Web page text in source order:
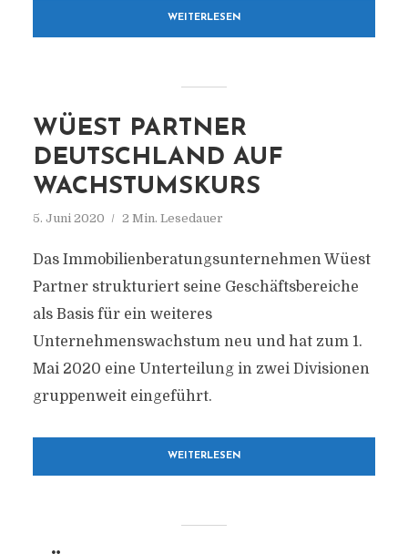
WEITERLESEN
WÜEST PARTNER
DEUTSCHLAND AUF
WACHSTUMSKURS
5. Juni 2020 2 Min. Lesedauer
Das Immobilienberatungsunternehmen Wüest
Partner strukturiert seine Geschäftsbereiche
als Basis für ein weiteres
Unternehmenswachstum neu und hat zum 1.
Mai 2020 eine Unterteilung in zwei Divisionen
gruppenweit eingeführt.
WEITERLESEN